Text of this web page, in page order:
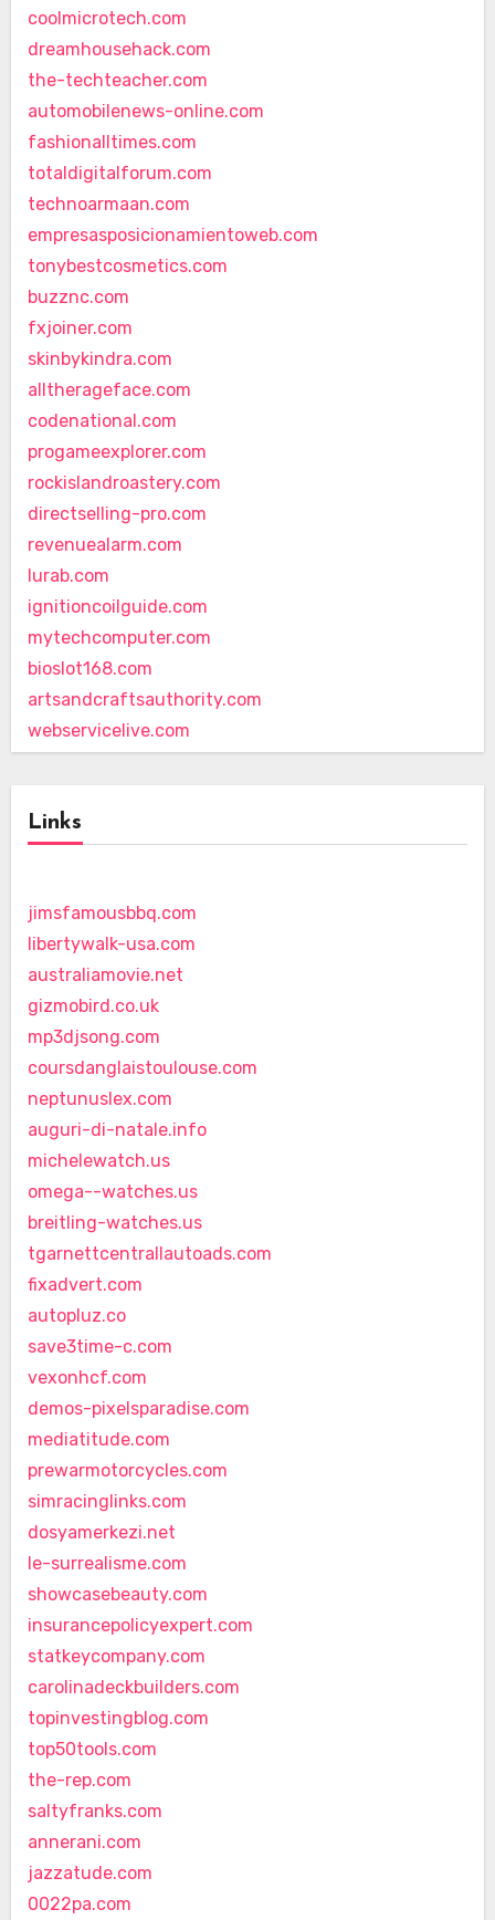
coolmicrotech.com
dreamhousehack.com
the-techteacher.com
automobilenews-online.com
fashionalltimes.com
totaldigitalforum.com
technoarmaan.com
empresasposicionamientoweb.com
tonybestcosmetics.com
buzznc.com
fxjoiner.com
skinbykindra.com
alltherageface.com
codenational.com
progameexplorer.com
rockislandroastery.com
directselling-pro.com
revenuealarm.com
lurab.com
ignitioncoilguide.com
mytechcomputer.com
bioslot168.com
artsandcraftsauthority.com
webservicelive.com
Links
jimsfamousbbq.com
libertywalk-usa.com
australiamovie.net
gizmobird.co.uk
mp3djsong.com
coursdanglaistoulouse.com
neptunuslex.com
auguri-di-natale.info
michelewatch.us
omega--watches.us
breitling-watches.us
tgarnettcentrallautoads.com
fixadvert.com
autopluz.co
save3time-c.com
vexonhcf.com
demos-pixelsparadise.com
mediatitude.com
prewarmotorcycles.com
simracinglinks.com
dosyamerkezi.net
le-surrealisme.com
showcasebeauty.com
insurancepolicyexpert.com
statkeycompany.com
carolinadeckbuilders.com
topinvestingblog.com
top50tools.com
the-rep.com
saltyfranks.com
annerani.com
jazzatude.com
0022pa.com